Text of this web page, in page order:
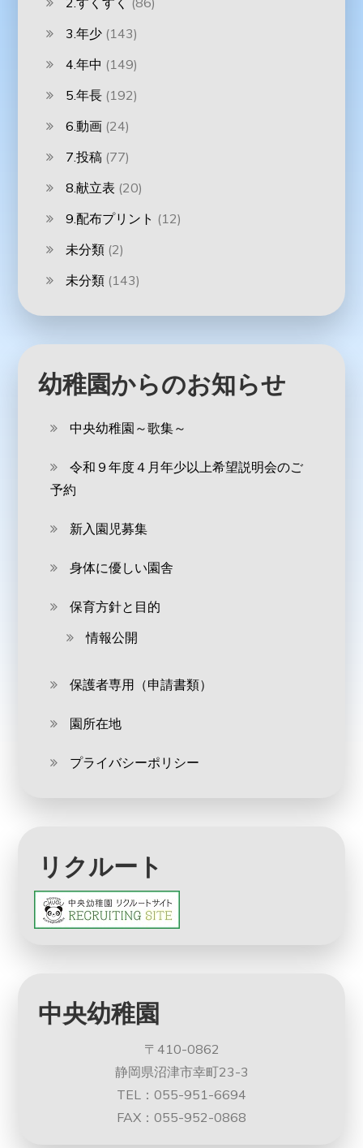
3.年少 (143)
4.年中 (149)
5.年長 (192)
6.動画 (24)
7.投稿 (77)
8.献立表 (20)
9.配布プリント (12)
未分類 (2)
未分類 (143)
幼稚園からのお知らせ
中央幼稚園～歌集～
令和９年度４月年少以上希望説明会のご
予約
新入園児募集
身体に優しい園舎
保育方針と目的
情報公開
保護者専用（申請書類）
園所在地
プライバシーポリシー
リクルート
中央幼稚園
〒410-0862
静岡県沼津市幸町23-3
TEL：055-951-6694
FAX：055-952-0868